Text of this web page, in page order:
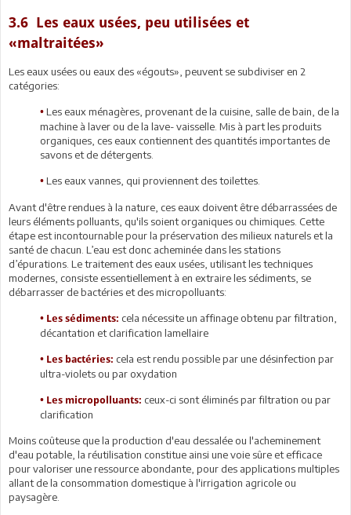
3.6 Les eaux usées, peu utilisées et
«maltraitées»
Les eaux usées ou eaux des «égouts», peuvent se subdiviser en 2
catégories:
• Les eaux ménagères, provenant de la cuisine, salle de bain, de la
machine à laver ou de la lave- vaisselle. Mis à part les produits
organiques, ces eaux contiennent des quantités importantes de
savons et de détergents.
• Les eaux vannes, qui proviennent des toilettes.
Avant d'être rendues à la nature, ces eaux doivent être débarrassées de
leurs éléments polluants, qu'ils soient organiques ou chimiques. Cette
étape est incontournable pour la préservation des milieux naturels et la
santé de chacun. L’eau est donc acheminée dans les stations
d’épurations. Le traitement des eaux usées, utilisant les techniques
modernes, consiste essentiellement à en extraire les sédiments, se
débarrasser de bactéries et des micropolluants:
• Les sédiments: cela nécessite un affinage obtenu par filtration,
décantation et clarification lamellaire
• Les bactéries: cela est rendu possible par une désinfection par
ultra-violets ou par oxydation
• Les micropolluants: ceux-ci sont éliminés par filtration ou par
clarification
Moins coûteuse que la production d'eau dessalée ou l'acheminement
d'eau potable, la réutilisation constitue ainsi une voie sûre et efficace
pour valoriser une ressource abondante, pour des applications multiples
allant de la consommation domestique à l'irrigation agricole ou
paysagère.